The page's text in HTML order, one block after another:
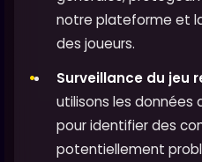
notre plateforme et
des joueurs.
Surveillance du jeu
utilisons les
pour identifier des
potentiellement